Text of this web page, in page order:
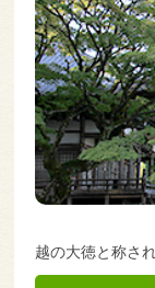
越の大徳と称さ